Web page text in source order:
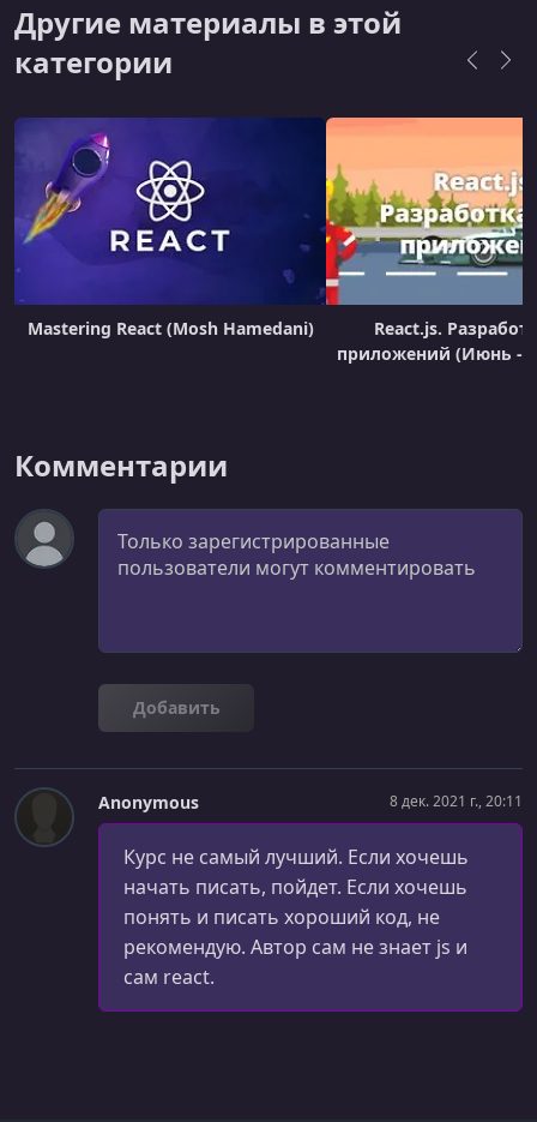
эффективности.Глобальное сообщество
авторов: материалы создаются специалистами
из разных стран.Удобный ф
Другие материалы в этой
категории
Mastering React (Mosh Hamedani)
React.js.
приложений (Июнь -
Комментарии
Комментарий
Добавить
Anonymous 8 дек. 2021 г., 20:11
Курс не самый лучший. Если хочешь
начать писать, пойдет. Если хочешь
понять и писать хороший код, не
рекомендую. Автор сам не знает js и
сам react.